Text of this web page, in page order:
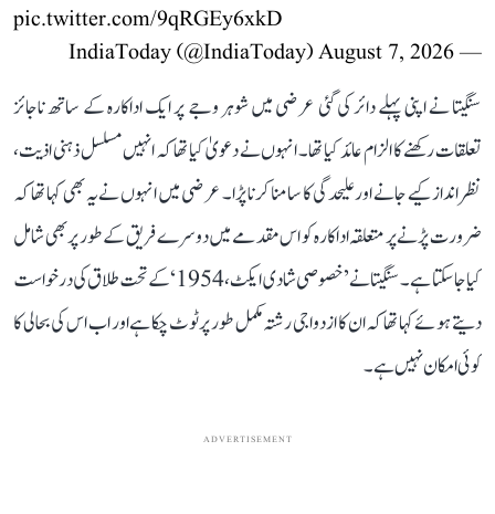
pic.twitter.com/9qRGEy6xkD
— IndiaToday (@IndiaToday)
August 7, 2026
سنگیتا نے اپنی پہلے دائر کی گئی عرضی میں شوہر وجے پر ایک اداکارہ کے ساتھ ناجائز
تعلقات رکھنے کا الزام عائد کیا تھا۔ انہوں نے دعویٰ کیا تھا کہ انہیں مسلسل ذہنی اذیت،
نظر انداز کیے جانے اور علیحدگی کا سامنا کرنا پڑا۔ عرضی میں انہوں نے یہ بھی کہا تھا کہ
ضرورت پڑنے پر متعلقہ اداکارہ کو اس مقدمے میں دوسرے فریق کے طور پر بھی شامل
کیا جا سکتا ہے۔ سنگیتا نے ’خصوصی شادی ایکٹ، 1954‘ کے تحت طلاق کی درخواست
دیتے ہوئے کہا تھا کہ ان کا ازدواجی رشتہ مکمل طور پر ٹوٹ چکا ہے اور اب اس کی بحالی کا
کوئی امکان نہیں ہے۔
ADVERTISEMENT